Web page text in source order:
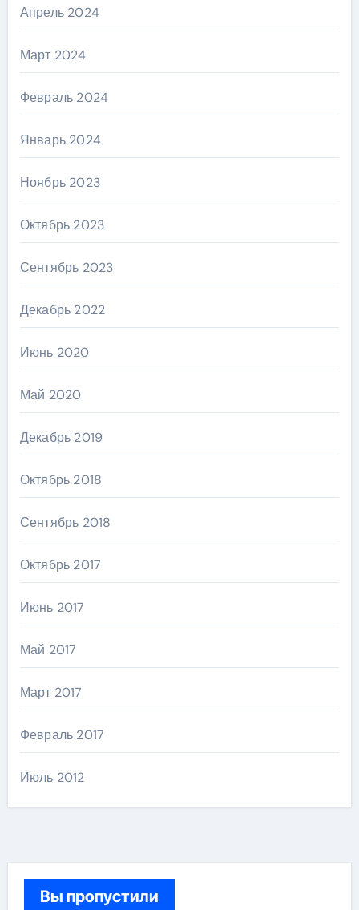
Апрель 2024
Март 2024
Февраль 2024
Январь 2024
Ноябрь 2023
Октябрь 2023
Сентябрь 2023
Декабрь 2022
Июнь 2020
Май 2020
Декабрь 2019
Октябрь 2018
Сентябрь 2018
Октябрь 2017
Июнь 2017
Май 2017
Март 2017
Февраль 2017
Июль 2012
Вы пропустили